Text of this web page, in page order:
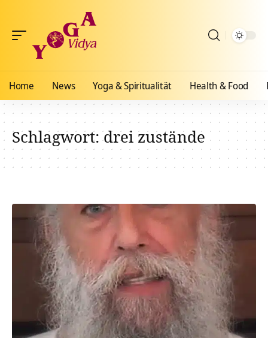
Home News Yoga & Spiritualität Health & Food
Schlagwort:drei zustände